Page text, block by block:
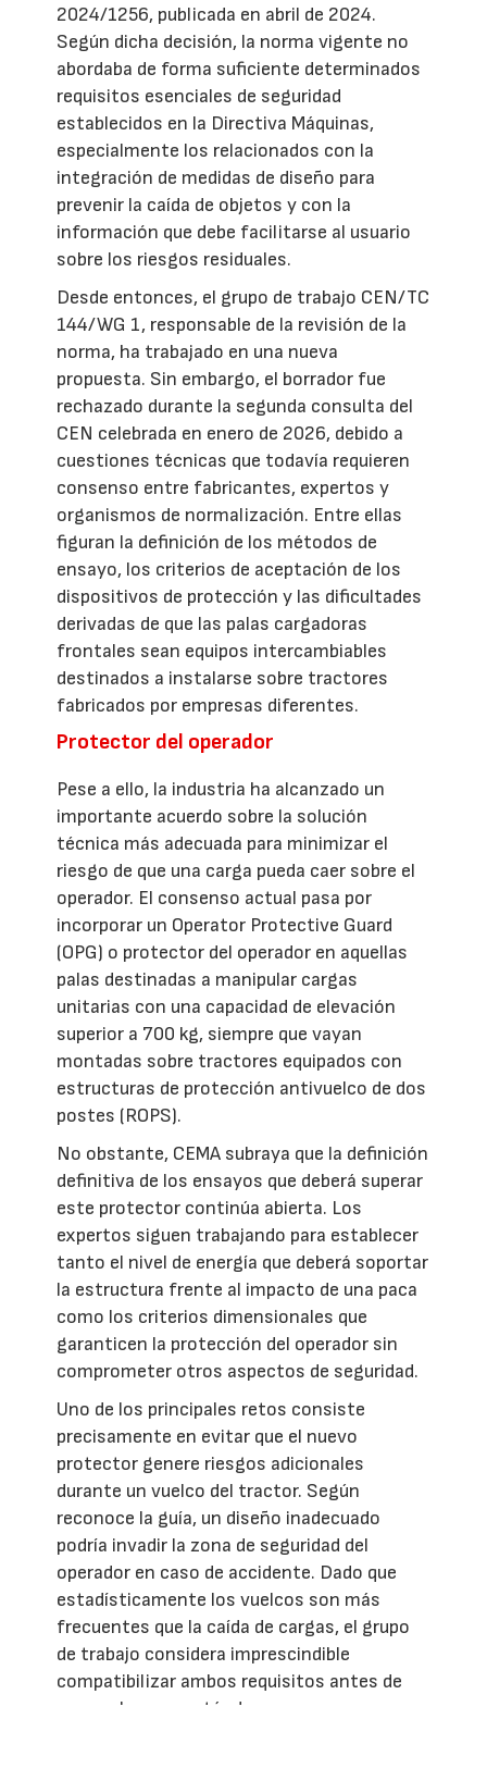
2024/1256, publicada en abril de 2024.
Según dicha decisión, la norma vigente no
abordaba de forma suficiente determinados
requisitos esenciales de seguridad
establecidos en la Directiva Máquinas,
especialmente los relacionados con la
integración de medidas de diseño para
prevenir la caída de objetos y con la
información que debe facilitarse al usuario
sobre los riesgos residuales.
Desde entonces, el grupo de trabajo CEN/TC
144/WG 1, responsable de la revisión de la
norma, ha trabajado en una nueva
propuesta. Sin embargo, el borrador fue
rechazado durante la segunda consulta del
CEN celebrada en enero de 2026, debido a
cuestiones técnicas que todavía requieren
consenso entre fabricantes, expertos y
organismos de normalización. Entre ellas
figuran la definición de los métodos de
ensayo, los criterios de aceptación de los
dispositivos de protección y las dificultades
derivadas de que las palas cargadoras
frontales sean equipos intercambiables
destinados a instalarse sobre tractores
fabricados por empresas diferentes.
Protector del operador
Pese a ello, la industria ha alcanzado un
importante acuerdo sobre la solución
técnica más adecuada para minimizar el
riesgo de que una carga pueda caer sobre el
operador. El consenso actual pasa por
incorporar un Operator Protective Guard
(OPG) o protector del operador en aquellas
palas destinadas a manipular cargas
unitarias con una capacidad de elevación
superior a 700 kg, siempre que vayan
montadas sobre tractores equipados con
estructuras de protección antivuelco de dos
postes (ROPS).
No obstante, CEMA subraya que la definición
definitiva de los ensayos que deberá superar
este protector continúa abierta. Los
expertos siguen trabajando para establecer
tanto el nivel de energía que deberá soportar
la estructura frente al impacto de una paca
como los criterios dimensionales que
garanticen la protección del operador sin
comprometer otros aspectos de seguridad.
Uno de los principales retos consiste
precisamente en evitar que el nuevo
protector genere riesgos adicionales
durante un vuelco del tractor. Según
reconoce la guía, un diseño inadecuado
podría invadir la zona de seguridad del
operador en caso de accidente. Dado que
estadísticamente los vuelcos son más
frecuentes que la caída de cargas, el grupo
de trabajo considera imprescindible
compatibilizar ambos requisitos antes de
cerrar el nuevo estándar europeo.